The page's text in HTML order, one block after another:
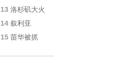
13 洛杉矶大火
14 叙利亚
15 苗华被抓